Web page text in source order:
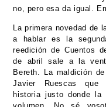
no, pero esa da igual.
La primera novedad de
a hablar es la
reedición deCuentos
de abril sale a la
Bereth. La maldición
Javier Ruescas que
historia justo donde la